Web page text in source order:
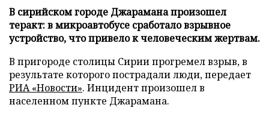
В сирийском городе Джарамана произошел
теракт: в микроавтобусе сработало взрывное
устройство, что привело к человеческим жертвам.
В пригороде столицы Сирии прогремел взрыв, в
результате которого пострадали люди, передает
РИА «Новости». Инцидент произошел в
населенном пункте Джарамана.